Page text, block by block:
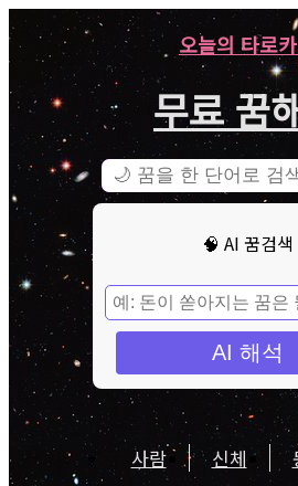
오늘의 타로
무료 꿈
🧠 AI 꿈검색
AI 해석
사람 신체